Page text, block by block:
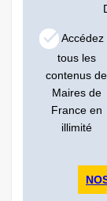
Accédez
tous les
contenus de
Maires de
France en
illimité